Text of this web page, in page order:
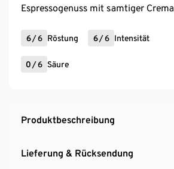
Espressogenuss mit samtiger Crema
6 /6 Röstung 6 /6 Intensität
0 /6 Säure
Produktbeschreibung
Lieferung & Rücksendung